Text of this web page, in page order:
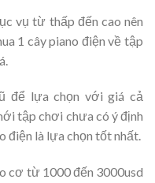
vụ từ thấp đến cao nên
1 cây piano điện về tập
để lựa chọn với giá cả
tập chơi chưa có ý định
điện là lựa chọn tốt nhất.
cơ từ 1000 đến 3000usd